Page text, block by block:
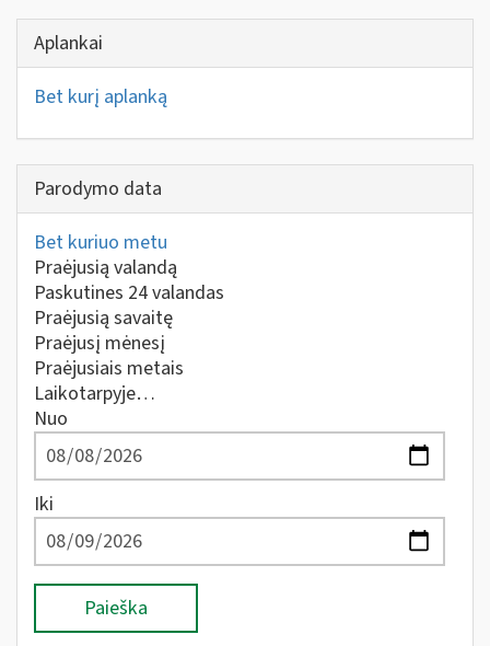
Aplankai
Bet kurį aplanką
Parodymo data
Bet kuriuo metu
Praėjusią valandą
Paskutines 24 valandas
Praėjusią savaitę
Praėjusį mėnesį
Praėjusiais metais
Laikotarpyje…
Nuo
Iki
Paieška